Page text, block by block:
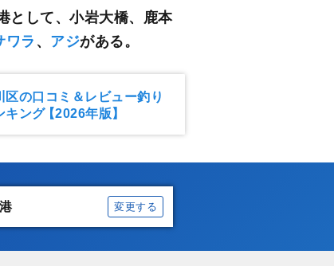
として、小岩大橋、鹿本
ワラ 、 アジがある。
区の口コミ＆レビュー釣り
キング【2026年版】
変更する